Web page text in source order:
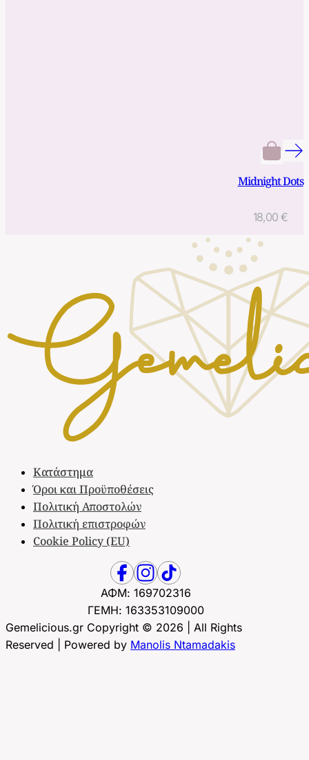
Midnight Dots
18,00 €
Κατάστημα
Όροι και Προϋποθέσεις
Πολιτική Αποστολών
Πολιτική επιστροφών
Cookie Policy (EU)
ΑΦΜ: 169702316
ΓΕΜΗ: 163353109000
Gemelicious.gr Copyright © 2026 | All Rights
Reserved | Powered by Manolis Ntamadakis